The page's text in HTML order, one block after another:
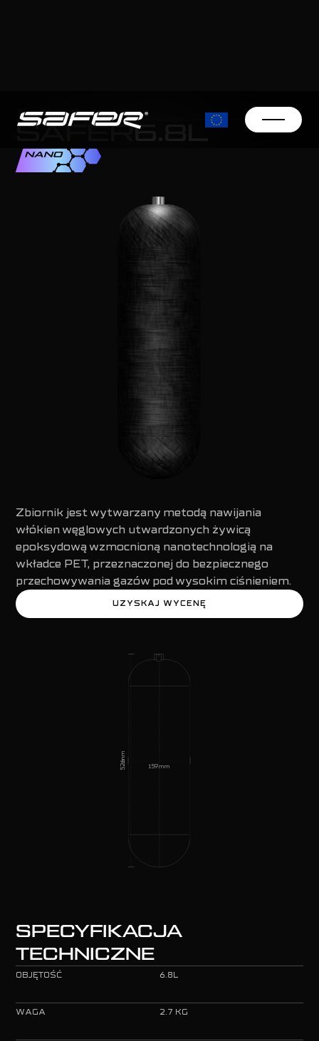
SAFER6.8L
Zbiornik jest wytwarzany metodą nawijania
włókien węglowych utwardzonych żywicą
epoksydową wzmocnioną nanotechnologią na
wkładce PET, przeznaczonej do bezpiecznego
przechowywania gazów pod wysokim ciśnieniem.
UZYSKAJ WYCENĘ
UZYSKAJ WYCENĘ
mm
526 159mm
SPECYFIKACJA
TECHNICZNE
OBJĘTOŚĆ 6.8L
WAGA 2.7 KG